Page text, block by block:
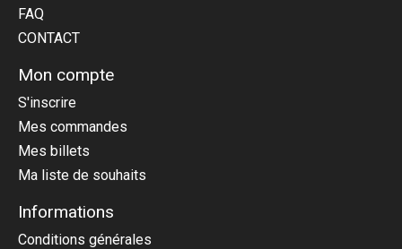
FAQ
CONTACT
Mon compte
S'inscrire
Mes commandes
Mes billets
Ma liste de souhaits
Informations
Conditions générales